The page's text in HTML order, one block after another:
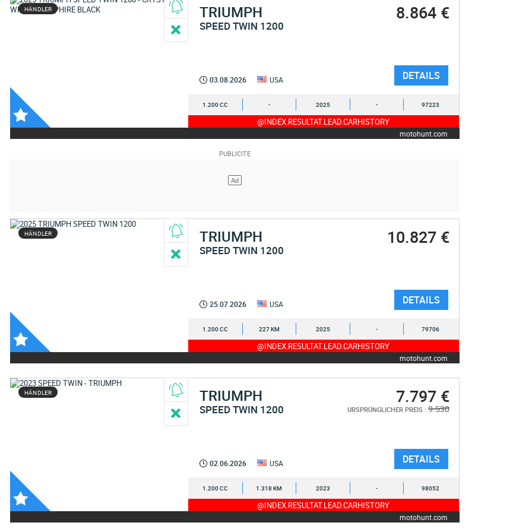
HÄNDLER TRIUMPH
SPEED TWIN 1200
8.864 €
03.08.2026 USA DETAILS
1.200 CC - 2025 - 97223
@INDEX.RESULTAT.LEAD.CARHISTORY
motohunt.com
HÄNDLER TRIUMPH
SPEED TWIN 1200
10.827 €
25.07.2026 USA DETAILS
1.200 CC 227 KM 2025 - 79706
@INDEX.RESULTAT.LEAD.CARHISTORY
motohunt.com
HÄNDLER TRIUMPH
SPEED TWIN 1200
7.797 €
URSPRÜNGLICHER PREIS : 9.530
02.06.2026 USA DETAILS
1.200 CC 1.318 KM 2023 - 98052
@INDEX.RESULTAT.LEAD.CARHISTORY
motohunt.com